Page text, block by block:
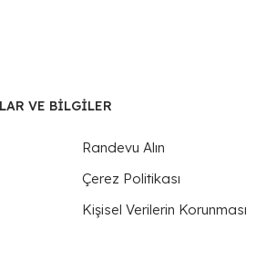
VE BİLGİLER
Randevu Alın
Çerez Politikası
Kişisel Verilerin Korunması